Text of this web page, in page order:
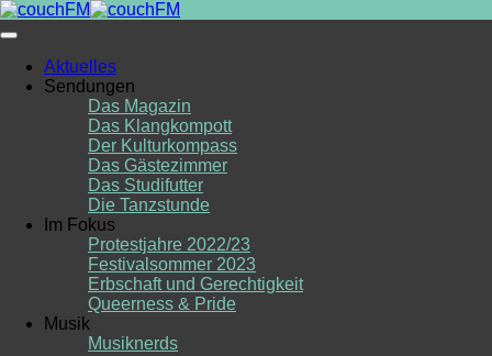
Skip
to
Aktuelles
Sendungen
Das Magazin
Das Klangkompott
Der Kulturkompass
Das Gästezimmer
Das Studifutter
Die Tanzstunde
Im Fokus
Protestjahre 2022/23
Festivalsommer 2023
Erbschaft und Gerechtigkeit
Queerness & Pride
Musik
Musiknerds